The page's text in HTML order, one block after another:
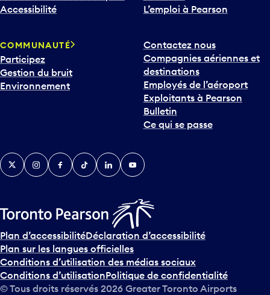
Participez
Gestion du bruit
Environnement
Compagnies aériennes et
destinations
Employés de l’aéroport
Exploitants à Pearson
Bulletin
Ce qui se passe
Plan d’accessibilitéDéclaration d’accessibilité
Plan sur les langues officielles
Conditions d’utilisation des médias sociaux
Conditions d’utilisation Politique de confidentialité
© Tous droits réservés2026Greater Toronto Airports
Authority.